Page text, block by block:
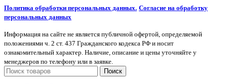
Политика обработки персональных данных. Согласие на обработку
персональных данных
Информация на сайте не является публичной офертой, определяемой
положениями ч. 2 ст. 437 Гражданского кодекса РФ и носит
ознакомительный характер. Наличие, описание и цены уточняйте у
менеджеров по телефону или в заявке.
Поиск